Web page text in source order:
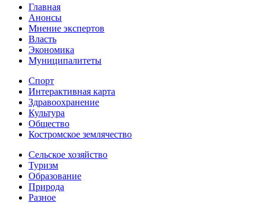
Главная
Анонсы
Мнение экспертов
Власть
Экономика
Муниципалитеты
Спорт
Интерактивная карта
Здравоохранение
Культура
Общество
Костромское землячество
Сельское хозяйство
Туризм
Образование
Природа
Разное